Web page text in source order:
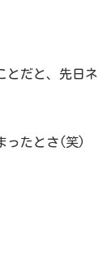
とだと、先日ネ
ったとさ(笑)